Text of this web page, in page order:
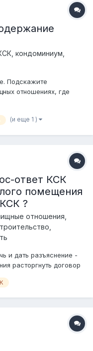
кондоминиум,
Подскажите
отношениях, где
норму, а ведь
квартиры или
(и еще 1 )
ответ КСК
помещения
?
отношения,
и дать разъяснение -
расторгнуть договор
сумма большая, так